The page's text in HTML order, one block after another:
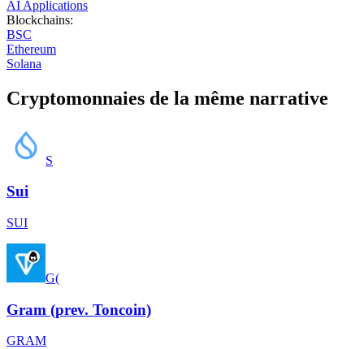
AI Applications
Blockchains:
BSC
Ethereum
Solana
Cryptomonnaies de la même narrative
S
Sui
SUI
G(
Gram (prev. Toncoin)
GRAM